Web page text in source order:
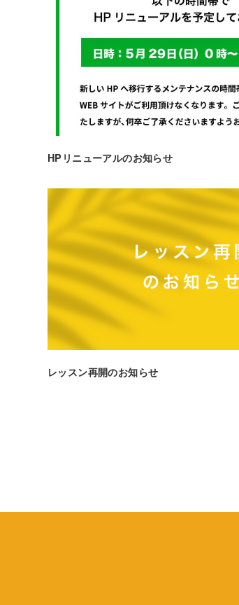
HPリニューアルのお知らせ
レッスン再開のお知らせ